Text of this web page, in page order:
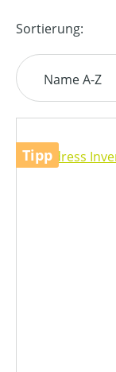
Sortierung:
Tipp